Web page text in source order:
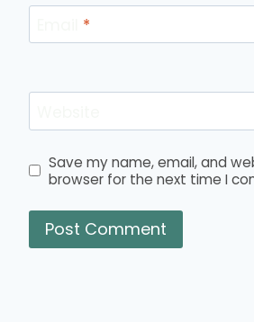
*
Save my name, email, and
browser for the next time I